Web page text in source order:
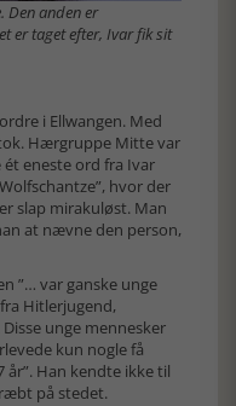
Den anden er
er taget efter, Ivar fik sit
i Ellwangen. Med
Hærgruppe Mitte var
eneste ord fra Ivar
hvor der
slap mirakuløst. Man
at nævne den person,
”… var ganske unge
Hitlerjugend,
unge mennesker
kun nogle få
år”. Han kendte ikke til
på stedet.